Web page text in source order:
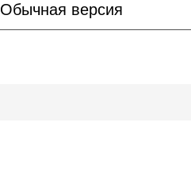
Обычная версия